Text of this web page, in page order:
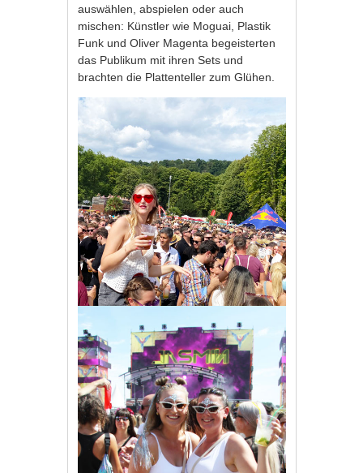
auswählen, abspielen oder auch
mischen: Künstler wie Moguai, Plastik
Funk und Oliver Magenta begeisterten
das Publikum mit ihren Sets und
brachten die Plattenteller zum Glühen.